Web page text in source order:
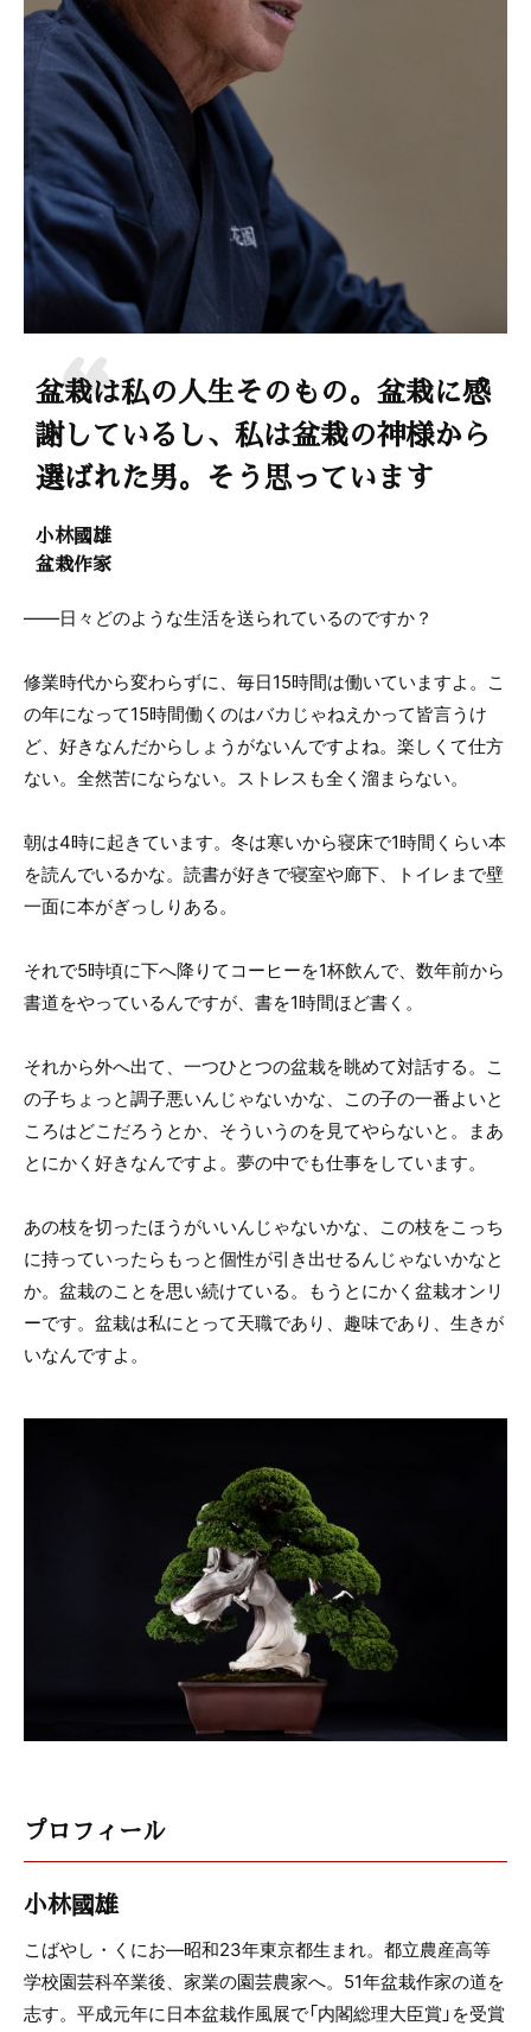
盆栽は私の人生そのもの。盆栽に感
謝しているし、私は盆栽の神様から
選ばれた男。そう思っています
小林國雄
盆栽作家
――日々どのような生活を送られているのですか？
修業時代から変わらずに、毎日15時間は働いていますよ。こ
の年になって15時間働くのはバカじゃねえかって皆言うけ
ど、好きなんだからしょうがないんですよね。楽しくて仕方
ない。全然苦にならない。ストレスも全く溜まらない。
朝は4時に起きています。冬は寒いから寝床で1時間くらい本
を読んでいるかな。読書が好きで寝室や廊下、トイレまで壁
一面に本がぎっしりある。
それで5時頃に下へ降りてコーヒーを1杯飲んで、数年前から
書道をやっているんですが、書を1時間ほど書く。
それから外へ出て、一つひとつの盆栽を眺めて対話する。こ
の子ちょっと調子悪いんじゃないかな、この子の一番よいと
ころはどこだろうとか、そういうのを見てやらないと。まあ
とにかく好きなんですよ。夢の中でも仕事をしています。
あの枝を切ったほうがいいんじゃないかな、この枝をこっち
に持っていったらもっと個性が引き出せるんじゃないかなと
か。盆栽のことを思い続けている。もうとにかく盆栽オンリ
ーです。盆栽は私にとって天職であり、趣味であり、生きが
いなんですよ。
プロフィール
小林國雄
こばやし・くにお―昭和23年東京都生まれ。都立農産高等
学校園芸科卒業後、家業の園芸農家へ。51年盆栽作家の道を
志す。平成元年に日本盆栽作風展で「内閣総理大臣賞」を受賞